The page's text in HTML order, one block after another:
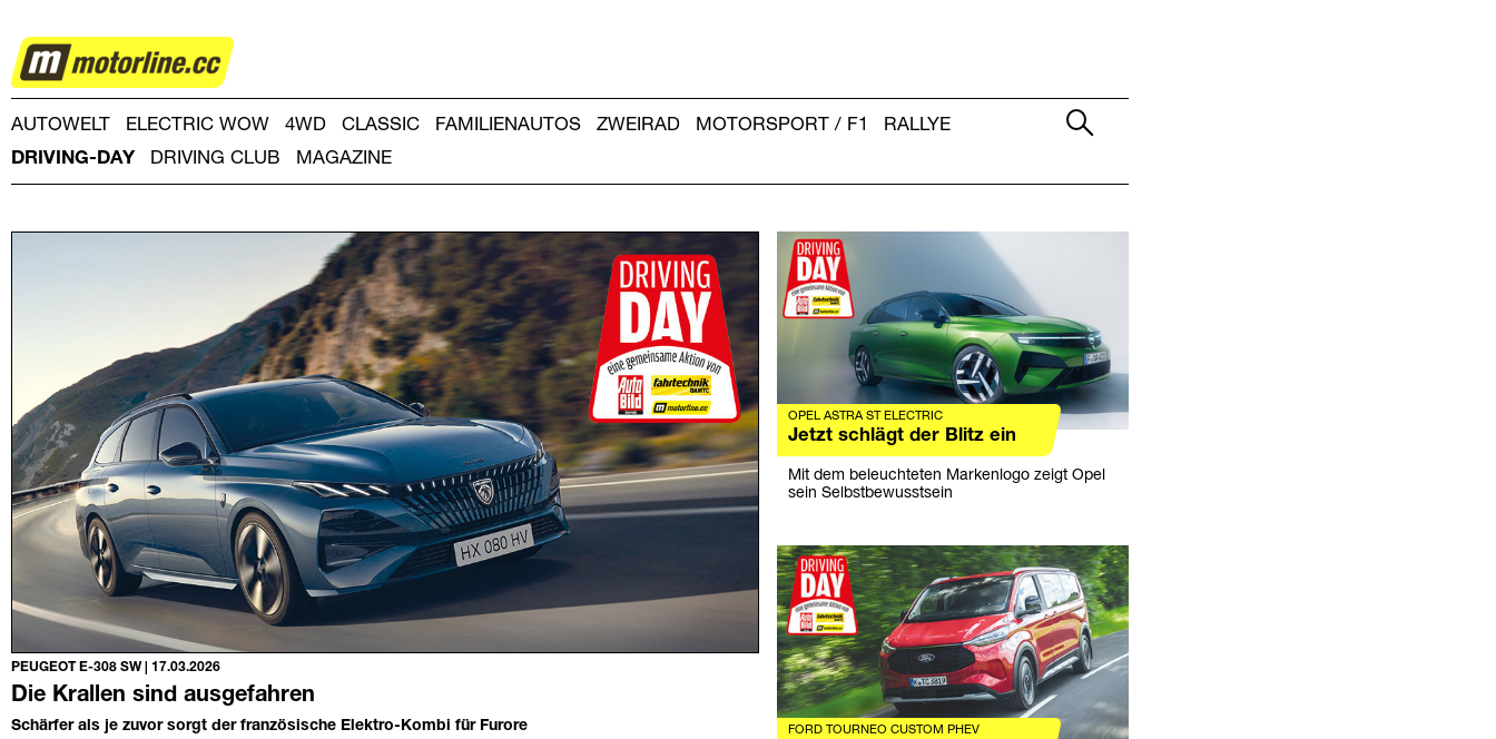
DRIVING-
DAY
AUTOWELT ELECTRIC WOW 4WD CLASSIC FAMILIENAUTOS ZWEIRAD MOTORSPORT / F1
RALLYE
DRIVING-DAY
DRIVING CLUB MAGAZINE
PEUGEOT E-308 SW | 17.03.2026
Die Krallen sind ausgefahren
Schärfer als je zuvor sorgt der französische Elektro-Kombi für Furore
Weitere
Artikel:
OPEL ASTRA ST ELECTRIC
Jetzt schlägt der Blitz ein
Mit dem beleuchteten Markenlogo zeigt Opel
sein Selbstbewusstsein
FORD TOURNEO CUSTOM PHEV